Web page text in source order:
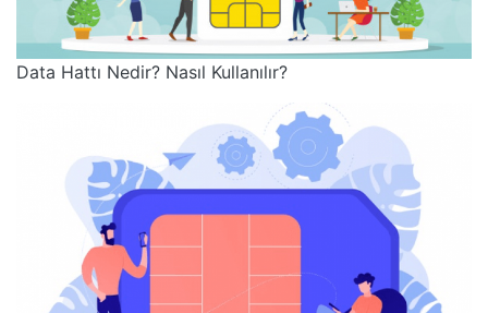
Data Hattı Nedir? Nasıl Kullanılır?